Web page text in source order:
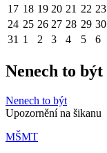
17 18 19 20 21 22 23
24 25 26 27 28 29 30
31 1 2 3 4 5 6
Nenech to být
Nenech to být
Upozornění na šikanu
MŠMT